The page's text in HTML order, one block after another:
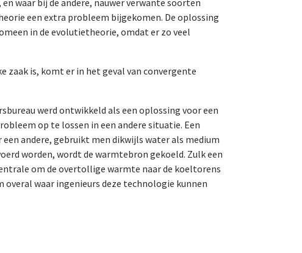
waar bij de andere, nauwer verwante soorten
een extra probleem bijgekomen. De oplossing
in de evolutietheorie, omdat er zo veel
zaak is, komt er in het geval van convergente
werd ontwikkeld als een oplossing voor een
op te lossen in een andere situatie. Een
andere, gebruikt men dikwijls water als medium
worden, wordt de warmtebron gekoeld. Zulk een
om de overtollige warmte naar de koeltorens
waar ingenieurs deze technologie kunnen